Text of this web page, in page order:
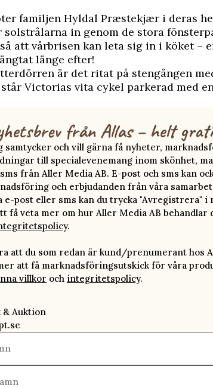
familjen Hyldal Præstekjær i deras
solstrålarna in genom de stora
att vårbrisen kan leta sig in i köket –
länge efter!
är det ritat på stengången
Victorias vita cykel parkerad med
från Allas – helt
samtycker och vill gärna få nyheter,
till specialevenemang inom skönhet,
från Aller Media AB. E-post och sms kan
och erbjudanden från våra
e-post eller sms kan du trycka "Avregistrera" i
få veta mer om hur Aller Media AB behandlar
.
att du som redan är kund/prenumerant hos
att få marknadsföringsutskick för våra
villkor och integritetspolicy.
& Auktion